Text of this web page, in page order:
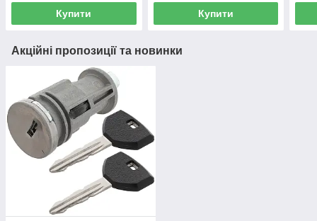
Купити Купити
Акційні пропозиції та новинки